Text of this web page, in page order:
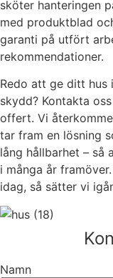
sköter hanteringen
med produktblad
garanti på utfört
rekommendationer.
Redo att ge ditt
skydd? Kontakta
offert. Vi
tar fram en lösning
lång hållbarhet – så
i många år
idag, så sätter vi
Namn